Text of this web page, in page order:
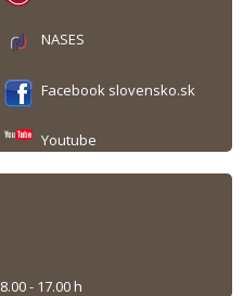
NASES
Facebook slovensko.sk
Youtube
8.00 - 17.00 h